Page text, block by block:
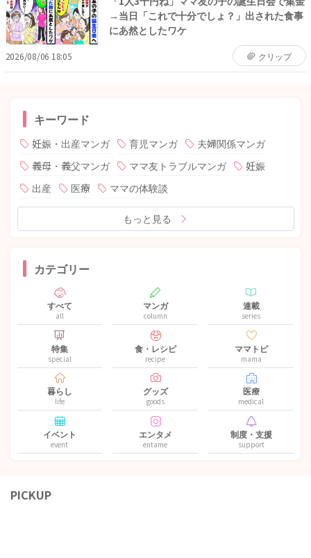
→当日「これで十分でしょ？」出された食事
にあ然としたワケ
2026/08/06 18:05 クリップ
キーワード
妊娠・出産マンガ 育児マンガ
夫婦関係マンガ
義母・義父マンガ
ママ友トラブルマンガ
妊娠
出産
医療 ママの体験談
もっと見る
カテゴリー
すべて
all
マンガ
column
連載
series
特集
special
食・レシピ
recipe
ママトピ
mama
暮らし
life
グッズ
goods
医療
medical
イベント
event
エンタメ
entame
制度・支援
support
PICKUP